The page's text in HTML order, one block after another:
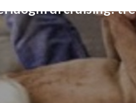
luoghi di cruising: tre